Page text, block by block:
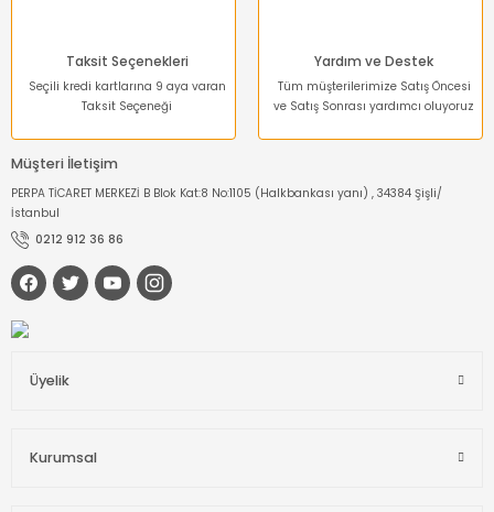
Taksit Seçenekleri
Seçili kredi kartlarına 9 aya varan
Taksit Seçeneği
Yardım ve Destek
Tüm müşterilerimize Satış Öncesi
ve Satış Sonrası yardımcı oluyoruz
Müşteri İletişim
PERPA TİCARET MERKEZİ B Blok Kat:8 No:1105 (Halkbankası yanı) , 34384 Şişli/
İstanbul
0212 912 36 86
Üyelik
Kurumsal